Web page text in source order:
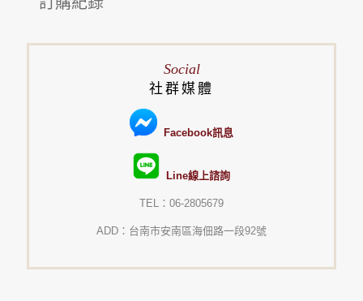
Social
社群媒體
Facebook訊息
Line線上諮詢
TEL：06-2805679
ADD：台南市安南區海佃路一段92號